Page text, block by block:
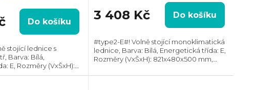
Do košíku
stojící lednice s
Barva: Bílá,
E, Rozměry (VxŠxH):
Celkový objem: 90 l,
3 408 Kč Do košíku
#type2-E#! Volně stojící monoklimatická
lednice, Barva: Bílá, Energetická třída: E,
Rozměry (VxŠxH): 821x480x500 mm,
Roční spotřeba energie: 86 kWh,...